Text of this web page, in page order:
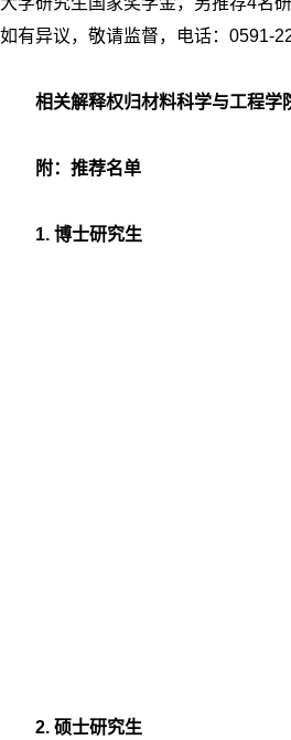
如有异议，敬请监督，电话：0591-
相关解释权归材料科学与工程学
附：推荐名单
1. 博士研究生
2. 硕士研究生